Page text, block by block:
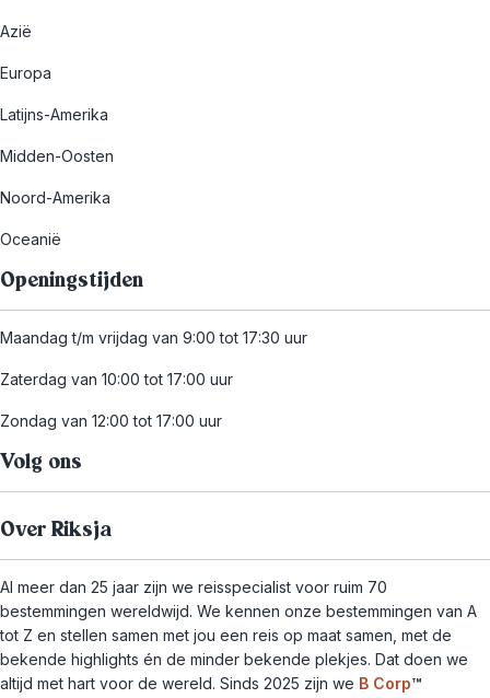
Azië
Europa
Latijns-Amerika
Midden-Oosten
Noord-Amerika
Oceanië
Openingstijden
Maandag t/m vrijdag van 9:00 tot 17:30 uur
Zaterdag van 10:00 tot 17:00 uur
Zondag van 12:00 tot 17:00 uur
Volg ons
Over Riksja
Al meer dan 25 jaar zijn we reisspecialist voor ruim 70
bestemmingen wereldwijd. We kennen onze bestemmingen van A
tot Z en stellen samen met jou een reis op maat samen, met de
bekende highlights én de minder bekende plekjes. Dat doen we
altijd met hart voor de wereld. Sinds 2025 zijn we B Corp™